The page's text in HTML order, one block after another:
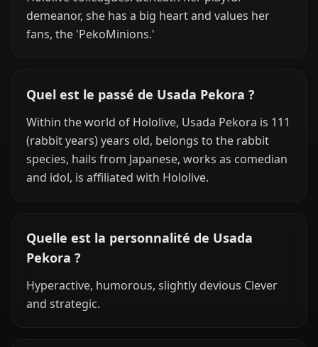
demeanor, she has a big heart and values her
fans, the 'PekoMinions.'
Quel est le passé de Usada Pekora ?
Within the world of Hololive, Usada Pekora is 111
(rabbit years) years old, belongs to the rabbit
species, hails from Japanese, works as comedian
and idol, is affiliated with Hololive.
Quelle est la personnalité de Usada
Pekora ?
Hyperactive, humorous, slightly devious Clever
and strategic.